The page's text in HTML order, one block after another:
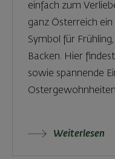
einfach zum
ganz Österreich ein
Symbol für
Backen. Hier
sowie spannende
Weiterlesen